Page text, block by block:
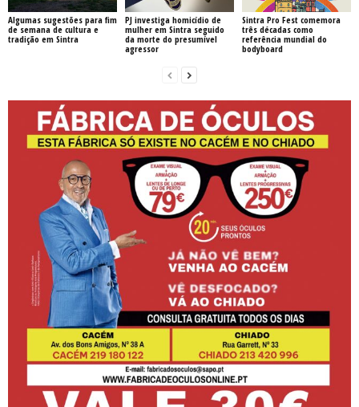
Algumas sugestões para fim
de semana de cultura e
tradição em Sintra
PJ investiga homicídio de
mulher em Sintra seguido
da morte do presumível
agressor
Sintra Pro Fest comemora
três décadas como
referência mundial do
bodyboard